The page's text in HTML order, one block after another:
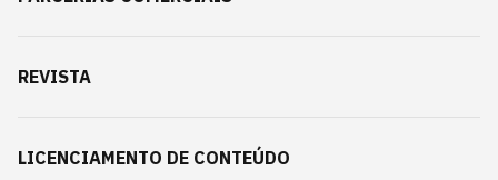
REVISTA
LICENCIAMENTO DE CONTEÚDO